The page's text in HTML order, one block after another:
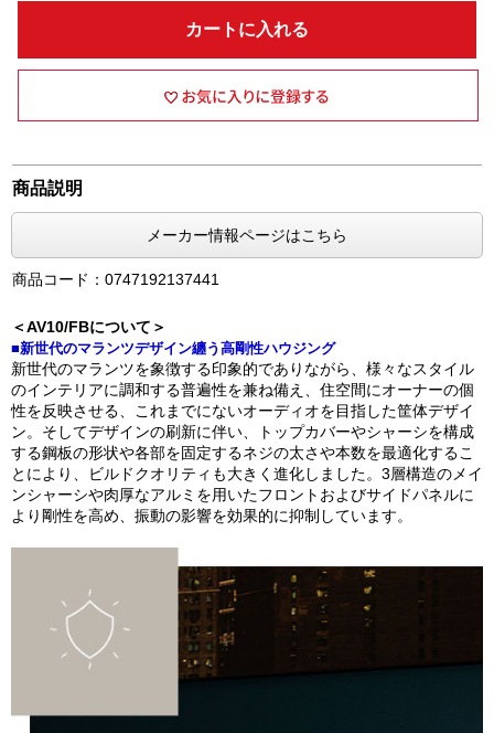
カートに入れる
商品説明
メーカー情報ページはこちら
商品コード：0747192137441
＜AV10/FBについて＞
■新世代のマランツデザイン纏う高剛性ハウジング
新世代のマランツを象徴する印象的でありながら、様々なスタイル
のインテリアに調和する普遍性を兼ね備え、住空間にオーナーの個
性を反映させる、これまでにないオーディオを目指した筐体デザイ
ン。そしてデザインの刷新に伴い、トップカバーやシャーシを構成
する鋼板の形状や各部を固定するネジの太さや本数を最適化するこ
とにより、ビルドクオリティも大きく進化しました。3層構造のメイ
ンシャーシや肉厚なアルミを用いたフロントおよびサイドパネルに
より剛性を高め、振動の影響を効果的に抑制しています。